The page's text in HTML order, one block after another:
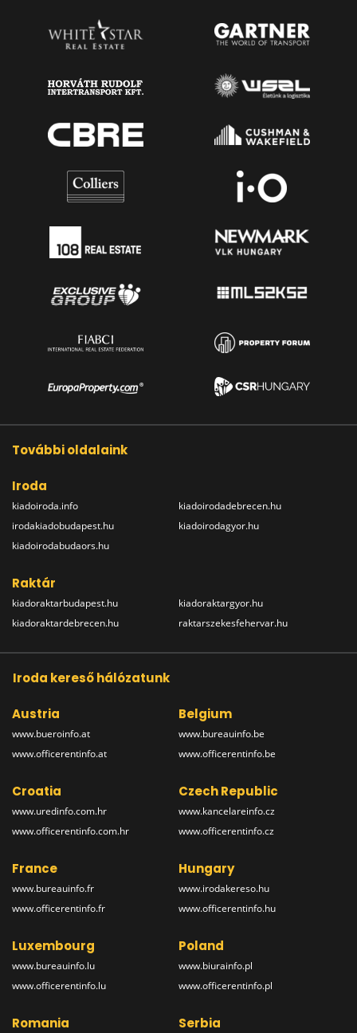
További oldalaink
Iroda
kiadoiroda.info
irodakiadobudapest.hu
kiadoirodabudaors.hu
kiadoirodadebrecen.hu
kiadoirodagyor.hu
Raktár
kiadoraktarbudapest.hu
kiadoraktardebrecen.hu
kiadoraktargyor.hu
raktarszekesfehervar.hu
Iroda kereső hálózatunk
Austria
www.bueroinfo.at
www.officerentinfo.at
Belgium
www.bureauinfo.be
www.officerentinfo.be
Croatia
www.uredinfo.com.hr
www.officerentinfo.com.hr
Czech Republic
www.kancelareinfo.cz
www.officerentinfo.cz
France
www.bureauinfo.fr
www.officerentinfo.fr
Hungary
www.irodakereso.hu
www.officerentinfo.hu
Luxembourg
www.bureauinfo.lu
www.officerentinfo.lu
Poland
www.biurainfo.pl
www.officerentinfo.pl
Romania Serbia